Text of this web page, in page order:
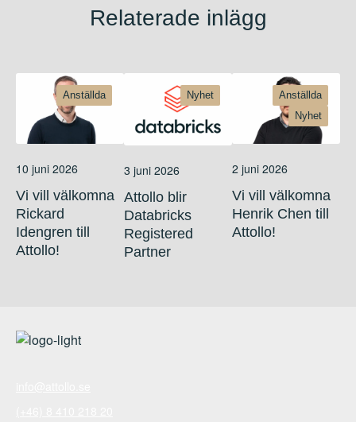
Relaterade inlägg
10 juni 2026
Anställda
Vi vill välkomna
Rickard
Idengren till
Attollo!
3 juni 2026
Nyhet
Attollo blir
Databricks
Registered
Partner
2 juni 2026
Anställda
Nyhet
Vi vill välkomna
Henrik Chen till
Attollo!